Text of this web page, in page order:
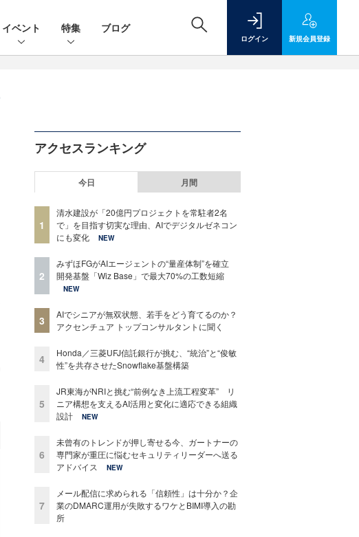
イベント 特集 ブログ
ログイン 新規会員登録
アクセスランキング
今日 月間
1
清水建設が「20億円プロジェクトを常駐者2名
で」を目指す切実な理由、AIでデジタルゼネコン
にも変化
NEW
2
みずほFGがAIエージェントの“量産体制”を確立
開発基盤「Wiz Base」で最大70%の工数短縮
NEW
3
AIでシニアが無双状態、若手をどう育てるのか？
アクセンチュア トップコンサルタントに聞く
4
Honda／三菱UFJ信託銀行が挑む、“統治”と“俊敏
性”を共存させたSnowflake基盤構築
5
JR東海がNRIと挑む“前例なき上流工程変革” リ
ニア構想を支えるAI活用と変化に適応できる組織
設計
NEW
6
未曾有のトレンドが押し寄せる今、ガートナーの
専門家が重圧に悩むセキュリティリーダーへ送る
アドバイス
NEW
7
メール配信に求められる「信頼性」は十分か？企
業のDMARC運用が失敗するワケとBIMI導入の勘
所